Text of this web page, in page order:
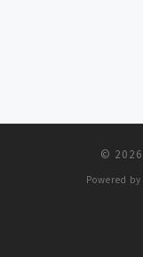
© 2026
Powered by